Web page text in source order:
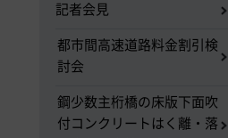
記者会見
都市間高速道路料金割引検
討会
鋼少数主桁橋の床版下面吹
付コンクリートはく離・落